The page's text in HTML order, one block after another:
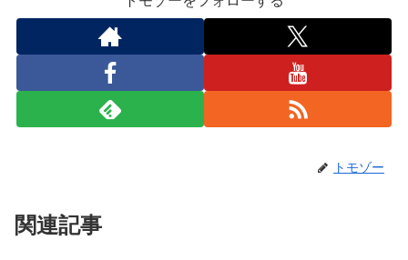
トモゾー
関連記事